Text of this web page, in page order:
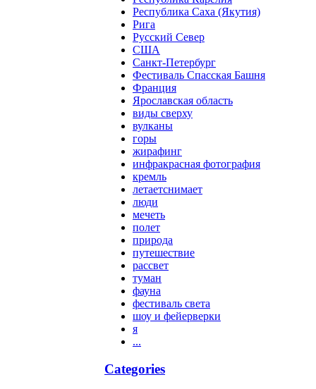
Республика Саха (Якутия)
Рига
Русский Север
США
Санкт-Петербург
Фестиваль Спасская Башня
Франция
Ярославская область
виды сверху
вулканы
горы
жирафинг
инфракрасная фотография
кремль
летаетснимает
люди
мечеть
полет
природа
путешествие
рассвет
туман
фауна
фестиваль света
шоу и фейерверки
я
...
Categories